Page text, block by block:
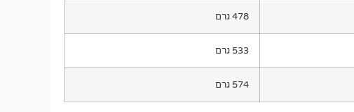
478 גרם
533 גרם
574 גרם